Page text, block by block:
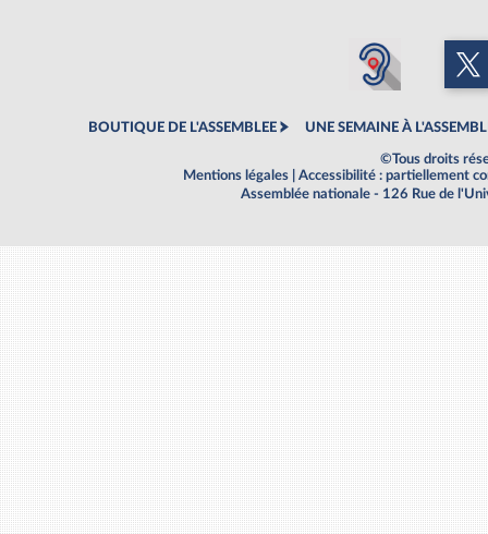
BOUTIQUE DE L'ASSEMBLEE UNE SEMAINE À
©Tous droits
Mentions légales
Accessibilité : partiellement
Assemblée nationale - 126 Rue de